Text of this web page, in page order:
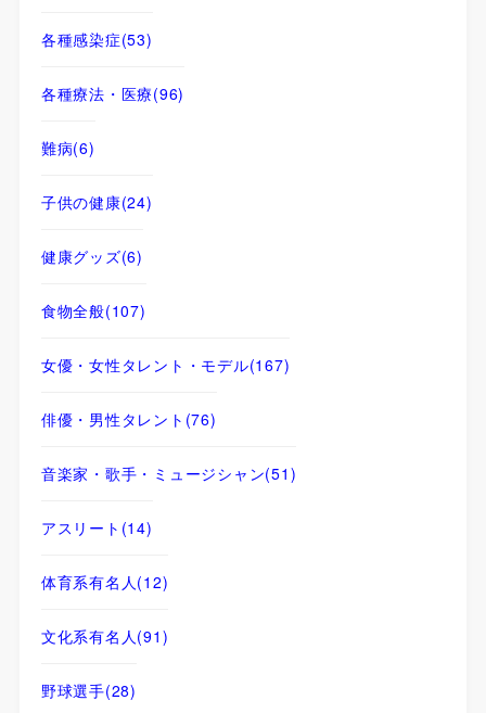
各種感染症(53)
各種療法・医療(96)
難病(6)
子供の健康(24)
健康グッズ(6)
食物全般(107)
女優・女性タレント・モデル(167)
俳優・男性タレント (76)
音楽家・歌手・ミュージシャン(51)
アスリート (14)
体育系有名人(12)
文化系有名人(91)
野球選手(28)